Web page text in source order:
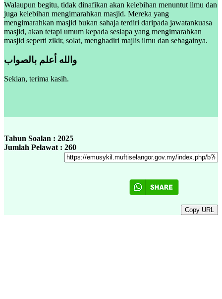
Walaupun begitu, tidak dinafikan akan kelebihan menuntut ilmu dan
juga kelebihan mengimarahkan masjid. Mereka yang
mengimarahkan masjid bukan sahaja terdiri daripada jawatankuasa
masjid, akan tetapi umum kepada sesiapa yang mengimarahkan
masjid seperti zikir, solat, menghadiri majlis ilmu dan sebagainya.
والله أعلم بالصواب
Sekian, terima kasih.
Tahun Soalan : 2025
Jumlah Pelawat : 260
Copy URL